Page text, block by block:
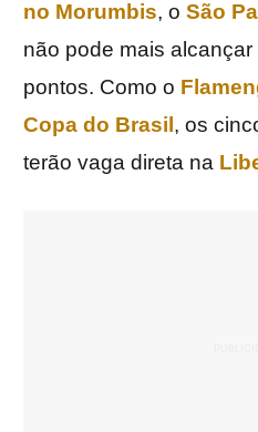
no Morumbis, o São
não pode mais
pontos. Como o
Copa do Brasil , os
terão vaga direta na